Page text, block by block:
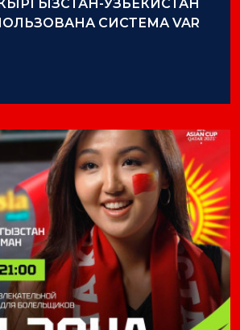
УЗБЕКИСТАН
СИСТЕМА VAR